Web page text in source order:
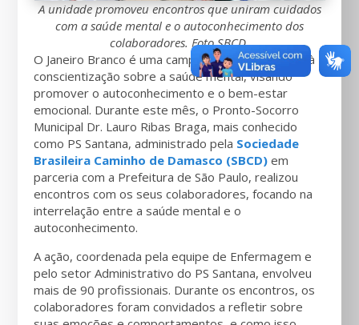
A unidade promoveu encontros que uniram cuidados
com a saúde mental e o autoconhecimento dos
colaboradores. Foto SBCD.
O Janeiro Branco é uma campanha anual dedicada à
conscientização sobre a saúde mental, visando
promover o autoconhecimento e o bem-estar
emocional. Durante este mês, o Pronto-Socorro
Municipal Dr. Lauro Ribas Braga, mais conhecido
como PS Santana, administrado pela Sociedade
Brasileira Caminho de Damasco (SBCD) em
parceria com a Prefeitura de São Paulo, realizou
encontros com os seus colaboradores, focando na
interrelação entre a saúde mental e o
autoconhecimento.
A ação, coordenada pela equipe de Enfermagem e
pelo setor Administrativo do PS Santana, envolveu
mais de 90 profissionais. Durante os encontros, os
colaboradores foram convidados a refletir sobre